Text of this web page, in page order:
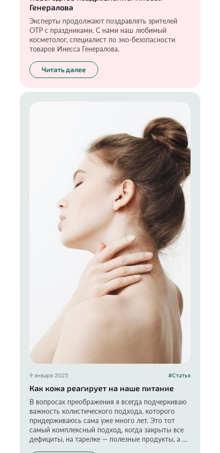
Генералова
Эксперты продолжают поздравлять зрителей
ОТР с праздниками. С нами наш любимый
косметолог, специалист по эко-безопасности
товаров Инесса Генералова.
Читать далее
9 января 2025 #Статья
Как кожа реагирует на наше питание
В вопросах преображения я всегда подчеркиваю
важность холистического подхода, которого
придерживаюсь сама уже много лет. Это тот
самый комплексный подход, когда закрыты все
дефициты, на тарелке — полезные продукты, а на